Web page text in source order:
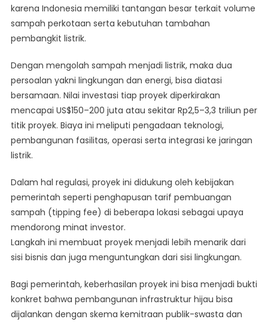
karena Indonesia memiliki tantangan besar terkait volume
sampah perkotaan serta kebutuhan tambahan
pembangkit listrik.
Dengan mengolah sampah menjadi listrik, maka dua
persoalan yakni lingkungan dan energi, bisa diatasi
bersamaan. Nilai investasi tiap proyek diperkirakan
mencapai US$150–200 juta atau sekitar Rp2,5–3,3 triliun per
titik proyek. Biaya ini meliputi pengadaan teknologi,
pembangunan fasilitas, operasi serta integrasi ke jaringan
listrik.
Dalam hal regulasi, proyek ini didukung oleh kebijakan
pemerintah seperti penghapusan tarif pembuangan
sampah (tipping fee) di beberapa lokasi sebagai upaya
mendorong minat investor.
Langkah ini membuat proyek menjadi lebih menarik dari
sisi bisnis dan juga menguntungkan dari sisi lingkungan.
Bagi pemerintah, keberhasilan proyek ini bisa menjadi bukti
konkret bahwa pembangunan infrastruktur hijau bisa
dijalankan dengan skema kemitraan publik-swasta dan